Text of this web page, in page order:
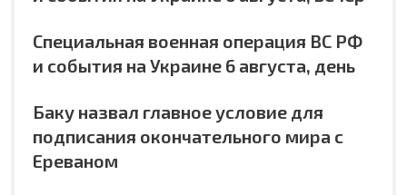
Специальная военная операция ВС РФ
и события на Украине 6 августа, день
Баку назвал главное условие для
подписания окончательного мира с
Ереваном